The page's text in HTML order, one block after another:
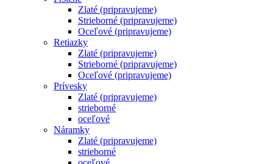
Zlaté (pripravujeme)
Strieborné (pripravujeme)
Oceľové (pripravujeme)
Retiazky
Zlaté (pripravujeme)
Strieborné (pripravujeme)
Oceľové (pripravujeme)
Prívesky
Zlaté (pripravujeme)
strieborné
oceľové
Náramky
Zlaté (pripravujeme)
strieborné